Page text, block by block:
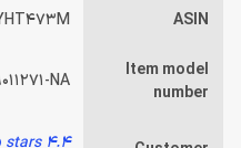
ASIN
Item model
number
NA
4.4 out of 5 stars